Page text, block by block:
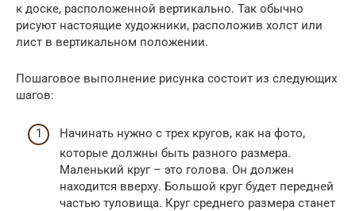
к доске, расположенной вертикально. Так обычно
рисуют настоящие художники, расположив холст или
лист в вертикальном положении.
Пошаговое выполнение рисунка состоит из следующих
шагов:
Начинать нужно с трех кругов, как на фото,
которые должны быть разного размера.
Маленький круг – это голова. Он должен
находится вверху. Большой круг будет передней
частью туловища. Круг среднего размера станет